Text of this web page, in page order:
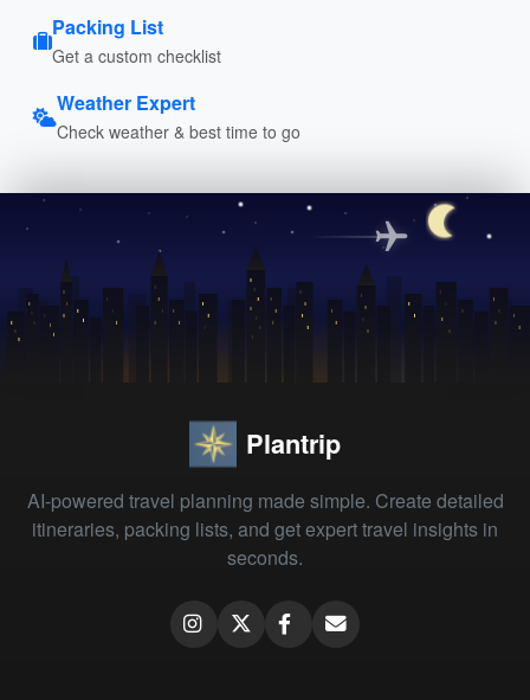
Packing List
Get a custom checklist
Weather Expert
Check weather & best time to go
Plantrip
AI-powered travel planning made simple. Create detailed
itineraries, packing lists, and get expert travel insights in
seconds.